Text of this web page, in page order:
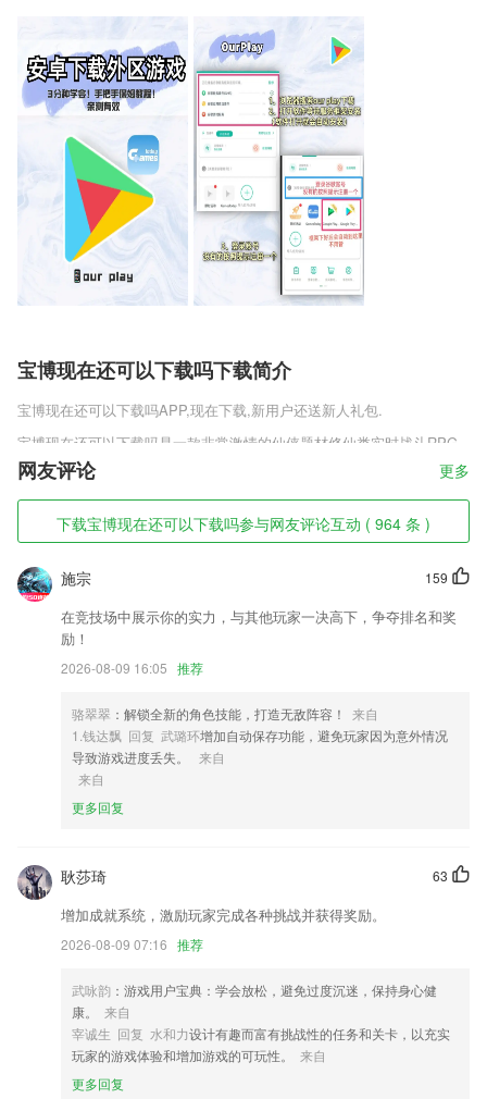
宝博现在还可以下载吗下载简介
宝博现在还可以下载吗APP,现在下载,新用户还送新人礼包.
宝博现在还可以下载吗是一款非常激情的仙侠题材修仙类实时战斗RPG
手游，游戏中有各种侠士让你选择，需要挑战各个boss，万人集结，热
血厮杀，帮派混战，各展所长，争夺资源来提高自己，还可以跟好友一起
战斗，制定战术，轻松杀敌。新颖的战斗方式，多种不同的玩法，流畅的
操作，震撼的战斗场景，让你有种大开眼界的感觉。
宝博现在还可以下载吗软件特色
1,很多操作都很简单方便，第一次使用就可以很容易的进行新的编辑。
2,拥有非常智能的系统，可以让用户高效、流畅的进行文字输入;
3,清理软件缓存以释放更多空间。
5,每日都会更新大量的行业信息，让你时时关注行业动态。
6,【真实就业资料】：4000万考生真实就业数据，就业“钱景”一目了然。
宝博现在还可以下载吗软件优势
2.书包中有七年级到九年级的科学书籍，手机课堂即刻开启！
3.·历年真题答题功能，汇集历年的考试真题，在线自由答题
4.有在线互动教学，随时随地与老师互动，通过对话讨论学习，可以更加
5.我们会不断收录各种优秀试题，2265用户可第一时间使用更新功能后获
6.优质兴趣培训机构，惊喜福利天天送；
网友评论 更多
下载宝博现在还可以下载吗参与网友评论互动 ( 964 条 )
159
施宗
在竞技场中展示你的实力，与其他玩家一决高下，争夺排名和奖
励！
2026-08-09 16:05 推荐
骆翠翠 ：解锁全新的角色技能，打造无敌阵容！
来自
1.钱达飘 回复 武璐环增加自动保存功能，避免玩家因为意外情况
导致游戏进度丢失。
来自
来自
更多回复
63
耿莎琦
增加成就系统，激励玩家完成各种挑战并获得奖励。
2026-08-09 07:16 推荐
武咏韵 ：游戏用户宝典：学会放松，避免过度沉迷，保持身心健
康。
来自
宰诚生 回复 水和力设计有趣而富有挑战性的任务和关卡，以充实
玩家的游戏体验和增加游戏的可玩性。
来自
更多回复